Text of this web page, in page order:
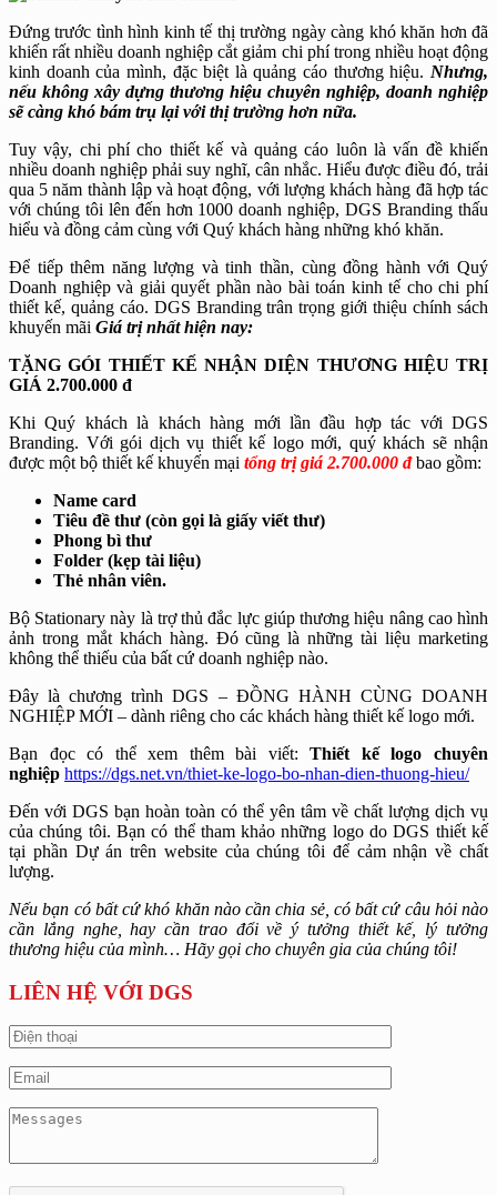
Đứng trước tình hình kinh tế thị trường ngày càng khó khăn hơn đã
khiến rất nhiều doanh nghiệp cắt giảm chi phí trong nhiều hoạt động
kinh doanh của mình, đặc biệt là quảng cáo thương hiệu. Nhưng,
nếu không xây dựng thương hiệu chuyên nghiệp, doanh nghiệp
sẽ càng khó bám trụ lại với thị trường hơn nữa.
Tuy vậy, chi phí cho thiết kế và quảng cáo luôn là vấn đề khiến
nhiều doanh nghiệp phải suy nghĩ, cân nhắc. Hiểu được điều đó, trải
qua 5 năm thành lập và hoạt động, với lượng khách hàng đã hợp tác
với chúng tôi lên đến hơn 1000 doanh nghiệp, DGS Branding thấu
hiểu và đồng cảm cùng với Quý khách hàng những khó khăn.
Để tiếp thêm năng lượng và tinh thần, cùng đồng hành với Quý
Doanh nghiệp và giải quyết phần nào bài toán kinh tế cho chi phí
thiết kế, quảng cáo. DGS Branding trân trọng giới thiệu chính sách
khuyến mãi Giá trị nhất hiện nay:
TẶNG GÓI THIẾT KẾ NHẬN DIỆN THƯƠNG HIỆU TRỊ
GIÁ 2.700.000 đ
Khi Quý khách là khách hàng mới lần đầu hợp tác với DGS
Branding. Với gói dịch vụ thiết kế logo mới, quý khách sẽ nhận
được một bộ thiết kế khuyến mại tổng trị giá 2.700.000 đbao gồm:
Name card
Tiêu đề thư (còn gọi là giấy viết thư)
Phong bì thư
Folder (kẹp tài liệu)
Thẻ nhân viên.
Bộ Stationary này là trợ thủ đắc lực giúp thương hiệu nâng cao hình
ảnh trong mắt khách hàng. Đó cũng là những tài liệu marketing
không thể thiếu của bất cứ doanh nghiệp nào.
Đây là chương trình DGS – ĐỒNG HÀNH CÙNG DOANH
NGHIỆP MỚI – dành riêng cho các khách hàng thiết kế logo mới.
Bạn đọc có thể xem thêm bài viết:Thiết kế logo chuyên
nghiệp https://dgs.net.vn/thiet-ke-logo-bo-nhan-dien-thuong-hieu/
Đến với DGS bạn hoàn toàn có thể yên tâm về chất lượng dịch vụ
của chúng tôi. Bạn có thể tham khảo những logo do DGS thiết kế
tại phần Dự án trên website của chúng tôi để cảm nhận về chất
lượng.
Nếu bạn có bất cứ khó khăn nào cần chia sẻ, có bất cứ câu hỏi nào
cần lắng nghe, hay cần trao đổi về ý tưởng thiết kế, lý tưởng
thương hiệu của mình… Hãy gọi cho chuyên gia của chúng tôi!
LIÊN HỆ VỚI DGS